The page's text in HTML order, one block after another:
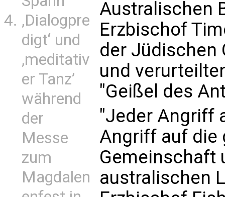
‚Dialogpre
digt‘ und
‚meditativ
er Tanz’
während
der
Messe
zum
Magdalen
Australischen
Erzbischof
der Jüdischen
und
"Geißel des
"Jeder Angriff
Angriff auf die
Gemeinschaft
australischen